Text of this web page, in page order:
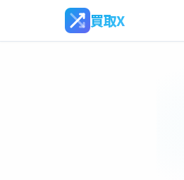
買取X